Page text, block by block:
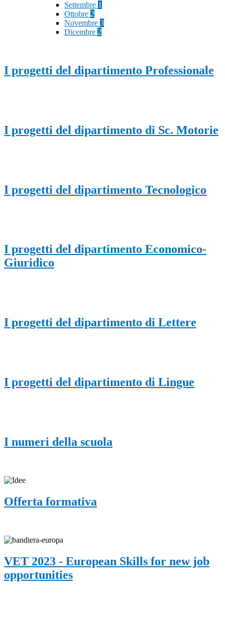
Settembre 1
Ottobre 2
Novembre 3
Dicembre 2
I progetti del dipartimento Professionale
I progetti del dipartimento di Sc. Motorie
I progetti del dipartimento Tecnologico
I progetti del dipartimento Economico-
Giuridico
I progetti del dipartimento di Lettere
I progetti del dipartimento di Lingue
I numeri della scuola
Offerta formativa
VET 2023 - European Skills for new job
opportunities